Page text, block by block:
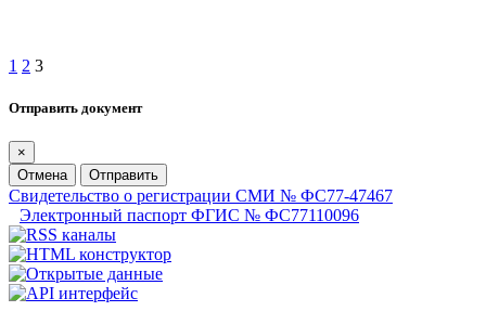
1 2 3
Отправить документ
×
Отмена
Отправить
Свидетельство о регистрации СМИ № ФС77-47467
Электронный паспорт ФГИС № ФС77110096